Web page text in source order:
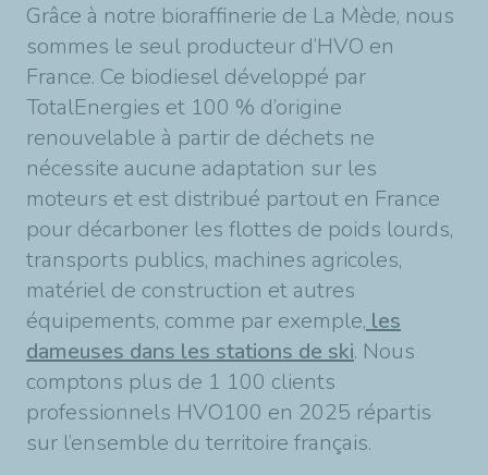
Grâce à notre bioraffinerie de La Mède, nous
sommes le seul producteur d’HVO en
France. Ce biodiesel développé par
TotalEnergies et 100 % d’origine
renouvelable à partir de déchets ne
nécessite aucune adaptation sur les
moteurs et est distribué partout en France
pour décarboner les flottes de poids lourds,
transports publics, machines agricoles,
matériel de construction et autres
équipements, comme par exemple, les
dameuses dans les stations de ski. Nous
comptons plus de 1 100 clients
professionnels HVO100 en 2025 répartis
sur l’ensemble du territoire français.